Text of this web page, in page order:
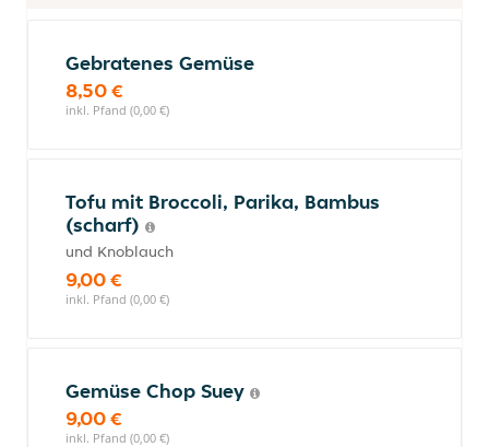
Gebratenes Gemüse
8,50 €
inkl. Pfand (0,00 €)
Tofu mit Broccoli, Parika, Bambus
(scharf)
und Knoblauch
9,00 €
inkl. Pfand (0,00 €)
Gemüse Chop Suey
9,00 €
inkl. Pfand (0,00 €)